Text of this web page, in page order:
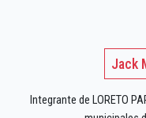
Jack
Integrante de LORETO